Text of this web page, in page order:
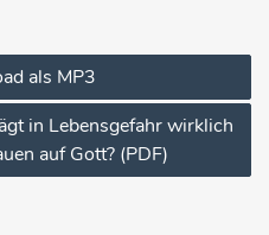
als MP3
in Lebensgefahr wirklich
auf Gott? (PDF)